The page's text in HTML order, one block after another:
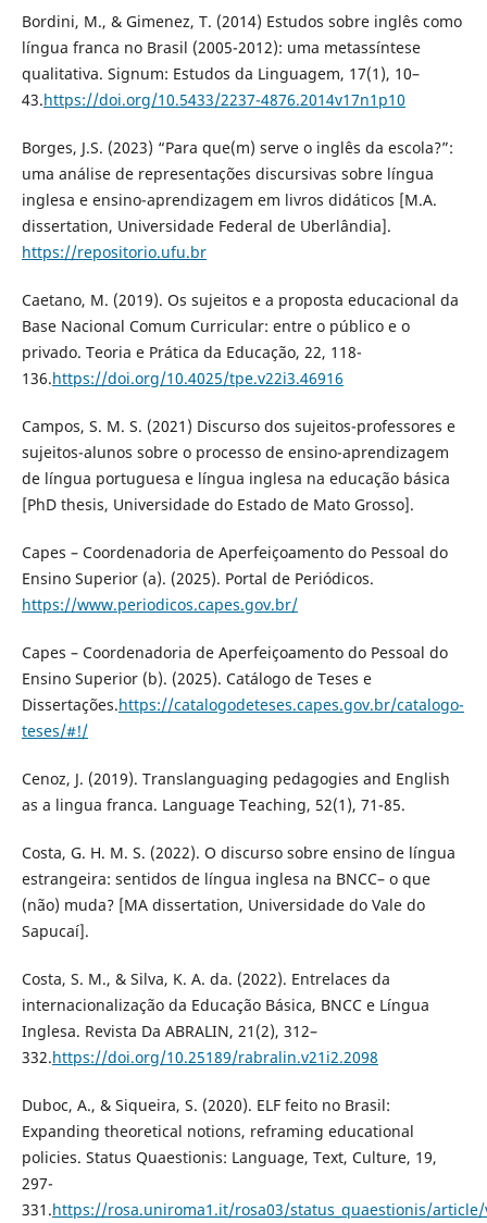
Bordini, M., & Gimenez, T. (2014) Estudos sobre inglês como
língua franca no Brasil (2005-2012): uma metassíntese
qualitativa. Signum: Estudos da Linguagem, 17(1), 10–
43.https://doi.org/10.5433/2237-4876.2014v17n1p10
Borges, J.S. (2023) “Para que(m) serve o inglês da escola?”:
uma análise de representações discursivas sobre língua
inglesa e ensino-aprendizagem em livros didáticos [M.A.
dissertation, Universidade Federal de Uberlândia].
https://repositorio.ufu.br
Caetano, M. (2019). Os sujeitos e a proposta educacional da
Base Nacional Comum Curricular: entre o público e o
privado. Teoria e Prática da Educação, 22, 118-
136.https://doi.org/10.4025/tpe.v22i3.46916
Campos, S. M. S. (2021) Discurso dos sujeitos-professores e
sujeitos-alunos sobre o processo de ensino-aprendizagem
de língua portuguesa e língua inglesa na educação básica
[PhD thesis, Universidade do Estado de Mato Grosso].
Capes – Coordenadoria de Aperfeiçoamento do Pessoal do
Ensino Superior (a). (2025). Portal de Periódicos.
https://www.periodicos.capes.gov.br/
Capes – Coordenadoria de Aperfeiçoamento do Pessoal do
Ensino Superior (b). (2025). Catálogo de Teses e
Dissertações.https://catalogodeteses.capes.gov.br/catalogo-
teses/#!/
Cenoz, J. (2019). Translanguaging pedagogies and English
as a lingua franca. Language Teaching, 52(1), 71-85.
Costa, G. H. M. S. (2022). O discurso sobre ensino de língua
estrangeira: sentidos de língua inglesa na BNCC– o que
(não) muda? [MA dissertation, Universidade do Vale do
Sapucaí].
Costa, S. M., & Silva, K. A. da. (2022). Entrelaces da
internacionalização da Educação Básica, BNCC e Língua
Inglesa. Revista Da ABRALIN, 21(2), 312–
332.https://doi.org/10.25189/rabralin.v21i2.2098
Duboc, A., & Siqueira, S. (2020). ELF feito no Brasil:
Expanding theoretical notions, reframing educational
policies. Status Quaestionis: Language, Text, Culture, 19,
297-
331.https://rosa.uniroma1.it/rosa03/status_quaestionis/article/